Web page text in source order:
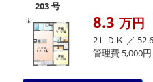
203 号
8.3 万円
2ＬＤＫ ／
管理費 5,000